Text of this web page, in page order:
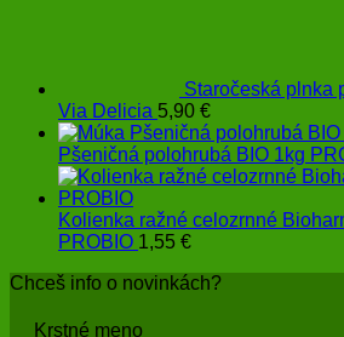
Staročeská plnka
Via Delicia 5,90 €
Pšeničná polohrubá BIO 1kg
Kolienka ražné celozrnné
PROBIO 1,55 €
Chceš info o novinkách?
Krstné meno